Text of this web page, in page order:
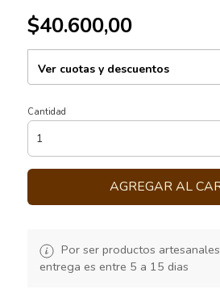
$40.600,00
Ver cuotas y descuentos
Cantidad
AGREGAR AL
Por ser productos
entrega es entre 5 a 15 dias